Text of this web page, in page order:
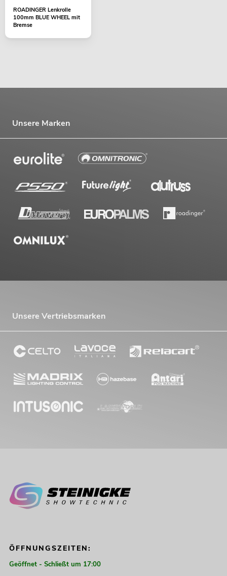
ROADINGER Lenkrolle
100mm BLUE WHEEL mit
Bremse
Unsere Marken
Unsere Vertriebsmarken
ÖFFNUNGSZEITEN:
Geöffnet - Schließt um 17:00